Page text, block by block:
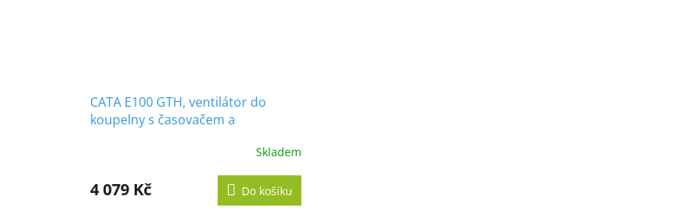
CATA E100 GTH, ventilátor do
koupelny s časovačem a
produktu
je
Skladem
4 079 Kč Do košíku